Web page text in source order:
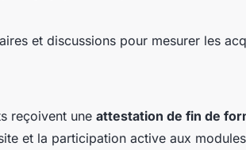
et discussions pour mesurer les
reçoivent une attestation de fin de
et la participation active aux